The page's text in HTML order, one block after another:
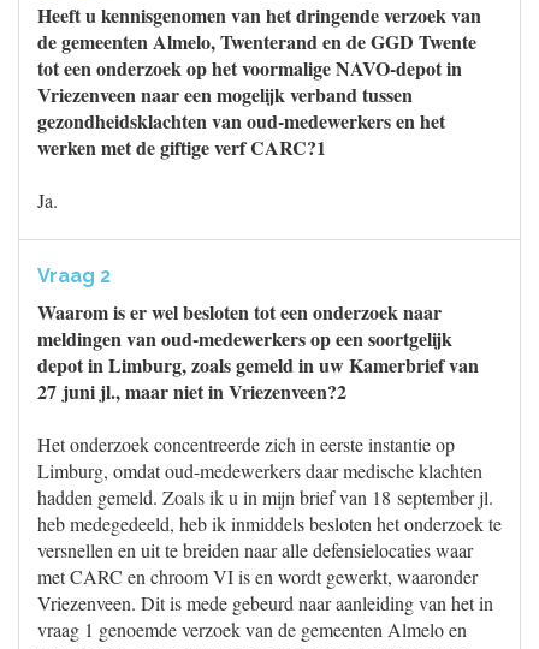
Heeft u kennisgenomen van het dringende verzoek van
de gemeenten Almelo, Twenterand en de GGD Twente
tot een onderzoek op het voormalige NAVO-depot in
Vriezenveen naar een mogelijk verband tussen
gezondheidsklachten van oud-medewerkers en het
werken met de giftige verf CARC?1
Ja.
Vraag 2
Waarom is er wel besloten tot een onderzoek naar
meldingen van oud-medewerkers op een soortgelijk
depot in Limburg, zoals gemeld in uw Kamerbrief van
27 juni jl., maar niet in Vriezenveen?2
Het onderzoek concentreerde zich in eerste instantie op
Limburg, omdat oud-medewerkers daar medische klachten
hadden gemeld. Zoals ik u in mijn brief van 18 september jl.
heb medegedeeld, heb ik inmiddels besloten het onderzoek te
versnellen en uit te breiden naar alle defensielocaties waar
met CARC en chroom VI is en wordt gewerkt, waaronder
Vriezenveen. Dit is mede gebeurd naar aanleiding van het in
vraag 1 genoemde verzoek van de gemeenten Almelo en